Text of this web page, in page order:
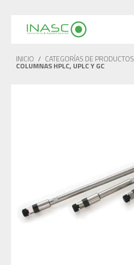
INICIO / CATEGORÍAS DE PRODUCTOS
COLUMNAS HPLC, UPLC Y GC